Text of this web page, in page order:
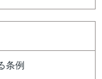
条例